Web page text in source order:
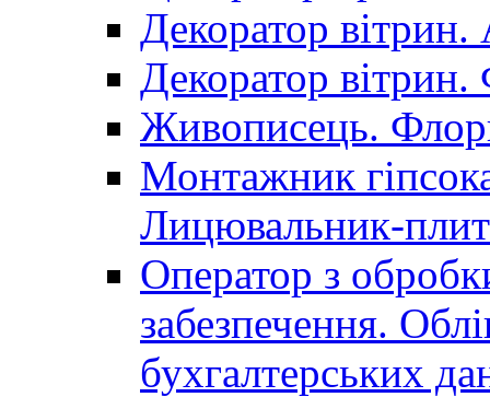
Декоратор вітрин.
Декоратор вітрин.
Живописець.
Монтажник
Лицювальник-
Оператор з
забезпечення.
бухгалтерських